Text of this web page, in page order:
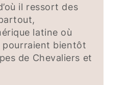
il ressort des
latine où
pourraient bientôt
de Chevaliers et